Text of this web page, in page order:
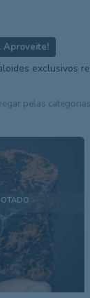
exclusivos